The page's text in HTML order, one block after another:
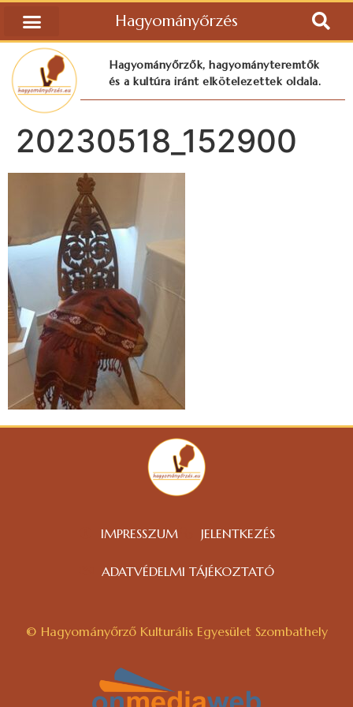
Hagyományőrzés
Hagyományőrzők, hagyományteremtők
és a kultúra iránt elkötelezettek oldala.
20230518_152900
IMPRESSZUM JELENTKEZÉS
ADATVÉDELMI TÁJÉKOZTATÓ
© Hagyományőrző Kulturális Egyesület Szombathely